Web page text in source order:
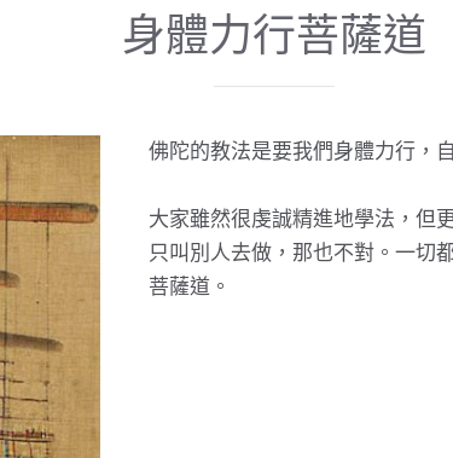
身體力行菩薩道
佛陀的教法是要我們身體力行，
大家雖然很虔誠精進地學法，但
只叫別人去做，那也不對。一切
菩薩道。